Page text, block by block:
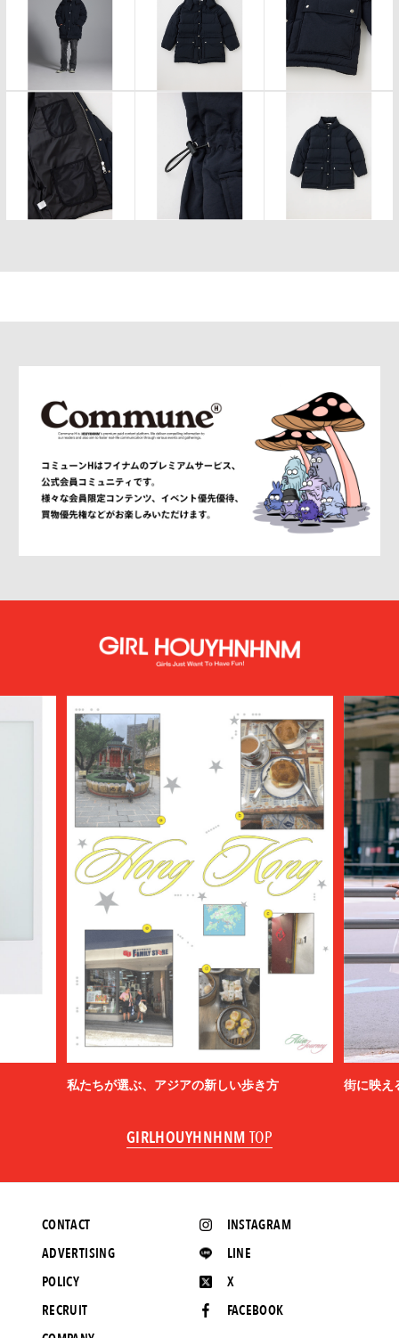
私たちが選ぶ、アジアの新しい歩き方 街に映え
GIRLHOUYHNHNM TOP
INSTAGRAM
LINE
X
FACEBOOK
CONTACT
ADVERTISING
POLICY
RECRUIT